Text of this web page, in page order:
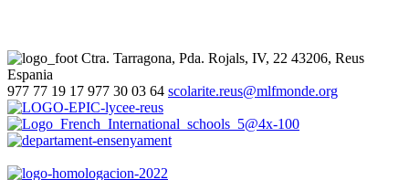
Ctra. Tarragona, Pda. Rojals, IV, 22 43206, Reus
Espania
977 77 19 17 977 30 03 64 scolarite.reus@mlfmonde.org